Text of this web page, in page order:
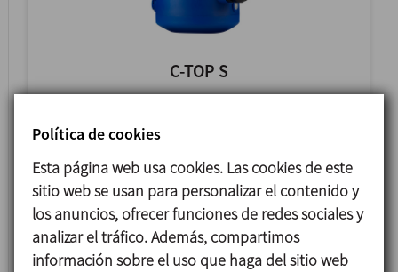
C-TOP S
Política de cookies
Esta página web usa cookies. Las cookies de este
sitio web se usan para personalizar el contenido y
los anuncios, ofrecer funciones de redes sociales y
analizar el tráfico. Además, compartimos
información sobre el uso que haga del sitio web